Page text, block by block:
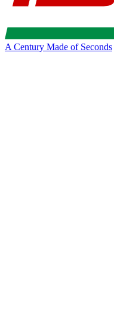
A Century Made of Seconds